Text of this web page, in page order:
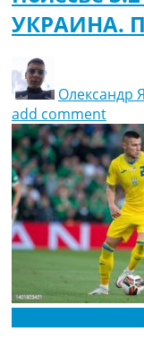
УКРАИНА.
Олександр
add comment